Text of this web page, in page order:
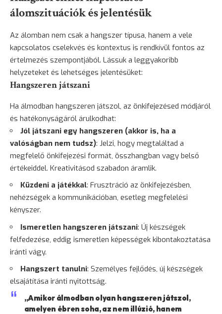
álomszituációk és jelentésük
Az álomban nem csak a hangszer típusa, hanem a vele
kapcsolatos cselekvés és kontextus is rendkívül fontos az
értelmezés szempontjából. Lássuk a leggyakoribb
helyzeteket és lehetséges jelentésüket:
Hangszeren játszani
Ha álmodban hangszeren játszol, az önkifejezésed módjáról
és hatékonyságáról árulkodhat:
Jól játszani egy hangszeren (akkor is, ha a
valóságban nem tudsz): Jelzi, hogy megtaláltad a
megfelelő önkifejezési formát, összhangban vagy belső
értékeiddel. Kreativitásod szabadon áramlik.
Küzdeni a játékkal: Frusztráció az önkifejezésben,
nehézségek a kommunikációban, esetleg megfelelési
kényszer.
Ismeretlen hangszeren játszani: Új készségek
felfedezése, eddig ismeretlen képességek kibontakoztatása
iránti vágy.
Hangszert tanulni: Személyes fejlődés, új készségek
elsajátítása iránti nyitottság.
„Amikor álmodban olyan hangszeren játszol,
amelyen ébren soha, az nem illúzió, hanem